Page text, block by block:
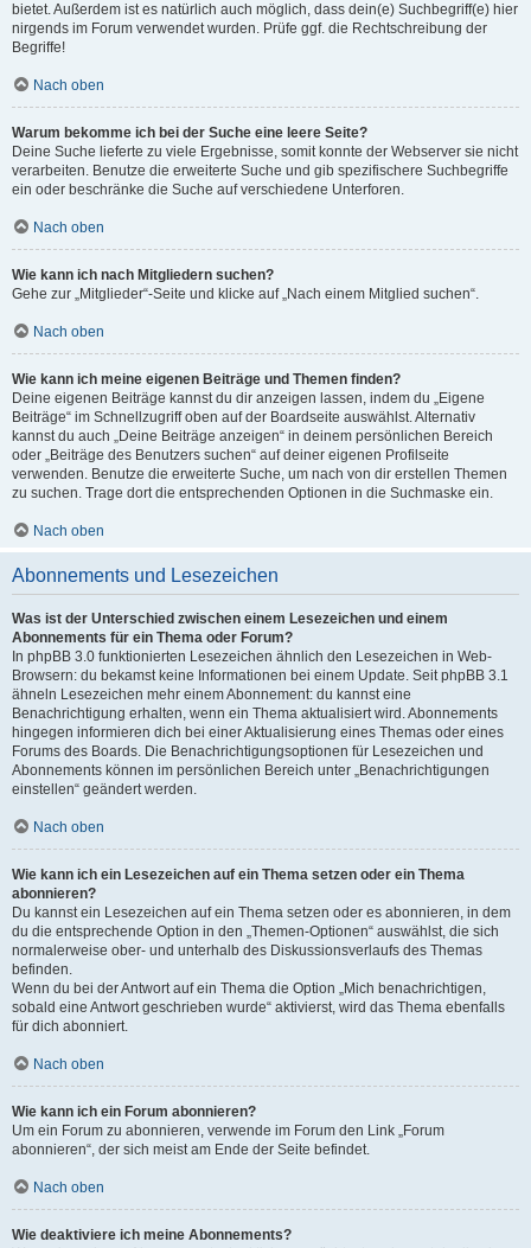
bietet. Außerdem ist es natürlich auch möglich, dass dein(e) Suchbegriff(e) hier
nirgends im Forum verwendet wurden. Prüfe ggf. die Rechtschreibung der
Begriffe!
Nach oben
Warum bekomme ich bei der Suche eine leere Seite?
Deine Suche lieferte zu viele Ergebnisse, somit konnte der Webserver sie nicht
verarbeiten. Benutze die erweiterte Suche und gib spezifischere Suchbegriffe
ein oder beschränke die Suche auf verschiedene Unterforen.
Nach oben
Wie kann ich nach Mitgliedern suchen?
Gehe zur „Mitglieder“-Seite und klicke auf „Nach einem Mitglied suchen“.
Nach oben
Wie kann ich meine eigenen Beiträge und Themen finden?
Deine eigenen Beiträge kannst du dir anzeigen lassen, indem du „Eigene
Beiträge“ im Schnellzugriff oben auf der Boardseite auswählst. Alternativ
kannst du auch „Deine Beiträge anzeigen“ in deinem persönlichen Bereich
oder „Beiträge des Benutzers suchen“ auf deiner eigenen Profilseite
verwenden. Benutze die erweiterte Suche, um nach von dir erstellen Themen
zu suchen. Trage dort die entsprechenden Optionen in die Suchmaske ein.
Nach oben
Abonnements und Lesezeichen
Was ist der Unterschied zwischen einem Lesezeichen und einem
Abonnements für ein Thema oder Forum?
In phpBB 3.0 funktionierten Lesezeichen ähnlich den Lesezeichen in Web-
Browsern: du bekamst keine Informationen bei einem Update. Seit phpBB 3.1
ähneln Lesezeichen mehr einem Abonnement: du kannst eine
Benachrichtigung erhalten, wenn ein Thema aktualisiert wird. Abonnements
hingegen informieren dich bei einer Aktualisierung eines Themas oder eines
Forums des Boards. Die Benachrichtigungsoptionen für Lesezeichen und
Abonnements können im persönlichen Bereich unter „Benachrichtigungen
einstellen“ geändert werden.
Nach oben
Wie kann ich ein Lesezeichen auf ein Thema setzen oder ein Thema
abonnieren?
Du kannst ein Lesezeichen auf ein Thema setzen oder es abonnieren, in dem
du die entsprechende Option in den „Themen-Optionen“ auswählst, die sich
normalerweise ober- und unterhalb des Diskussionsverlaufs des Themas
befinden.
Wenn du bei der Antwort auf ein Thema die Option „Mich benachrichtigen,
sobald eine Antwort geschrieben wurde“ aktivierst, wird das Thema ebenfalls
für dich abonniert.
Nach oben
Wie kann ich ein Forum abonnieren?
Um ein Forum zu abonnieren, verwende im Forum den Link „Forum
abonnieren“, der sich meist am Ende der Seite befindet.
Nach oben
Wie deaktiviere ich meine Abonnements?